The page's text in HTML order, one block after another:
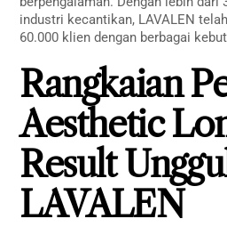
industri kecantikan, LAVALEN
60.000 klien dengan berbagai
Rangkaian
Aesthetic
Result
LAVALEN